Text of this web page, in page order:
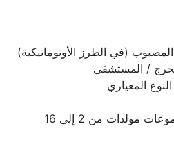
المصبوب (في الطرز الأوتوماتيكية)
/ المستشفى
المعياري
مولدات من 2 إلى 16